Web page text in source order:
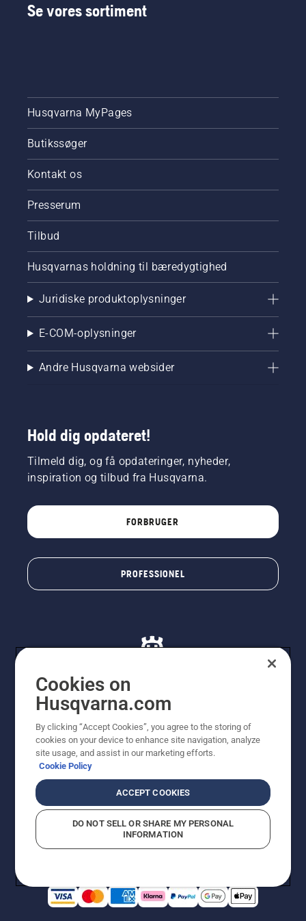
Se vores sortiment
Husqvarna MyPages
Butikssøger
Kontakt os
Presserum
Tilbud
Husqvarnas holdning til bæredygtighed
Juridiske produktoplysninger
E-COM-oplysninger
Andre Husqvarna websider
Hold dig opdateret!
Tilmeld dig, og få opdateringer, nyheder,
inspiration og tilbud fra Husqvarna.
FORBRUGER
PROFESSIONEL
viste priser er vejledende udsalgspriser. Der tages
forbehold for stave- og trykfejl samt prisændringer. Vi
stræber efter at have så nøjagtige oplysningerne på
dette websted som muligt. Alle anførte priser er
vejledende udsalgspriser (inkl. moms), medmindre
CookiepolitikAnvendelsesvilkår
Bekendtgørelse vedr. beskyttelse af personlige oplysninger
Rapporter formodede overtrædelser
Cookies on
Husqvarna.com
By clicking “Accept Cookies”, you agree to the storing of
cookies on your device to enhance site navigation, analyze
site usage, and assist in our marketing efforts.
Cookie Policy
ACCEPT COOKIES
DO NOT SELL OR SHARE MY PERSONAL
INFORMATION